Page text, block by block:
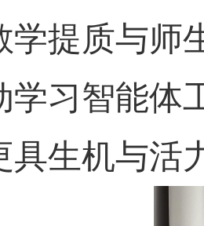
学提质与师
学习智能体
具生机与活